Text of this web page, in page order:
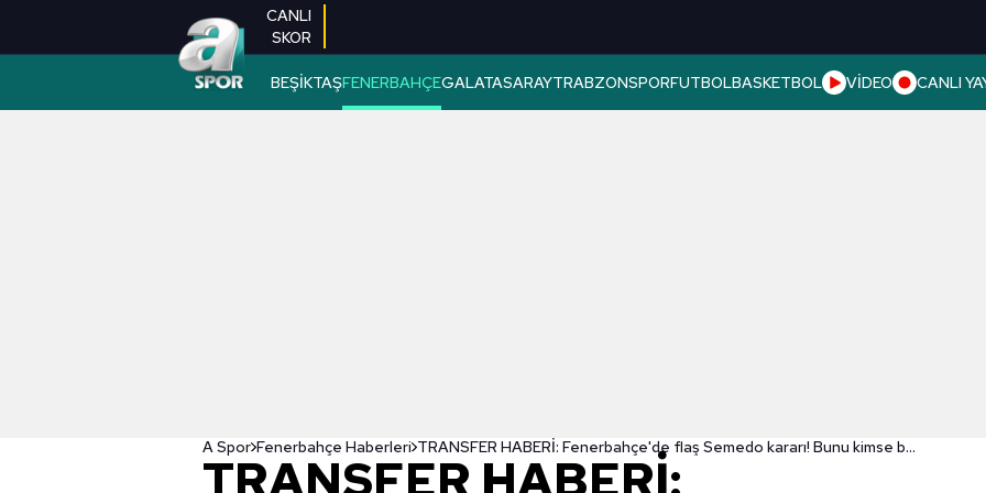
CANLI
SKOR
BEŞİKTAŞFENERBAHÇEGALATASARAYTRABZONSPORFUTBOLBASKETBOL VİDEO CANLI
A Spor Fenerbahçe Haberleri TRANSFER HABERİ: Fenerbahçe'de flaş Semedo kararı! Bunu kimse beklemiyordu
TRANSFER HABERİ: